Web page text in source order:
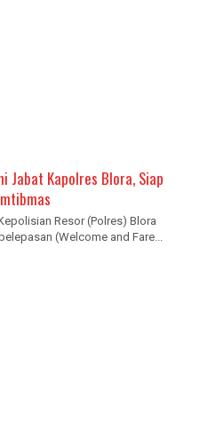
Jabat Kapolres Blora, Siap
Resor (Polres) Blora
(Welcome and Fare...